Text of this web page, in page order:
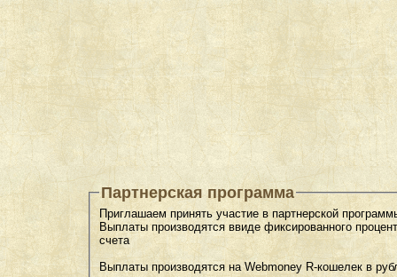
Партнерская программа
Приглашаем принять участие в партнерской
Выплаты производятся ввиде фиксированного
счета
Выплаты производятся на Webmoney R-кошелек в